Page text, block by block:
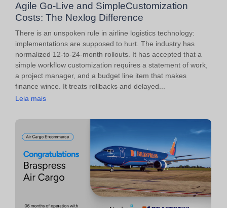
Agile Go-Live and SimpleCustomization
Costs: The Nexlog Difference
There is an unspoken rule in airline logistics technology:
implementations are supposed to hurt. The industry has
normalized 12-to-24-month rollouts. It has accepted that a
simple workflow customization requires a statement of work,
a project manager, and a budget line item that makes
finance wince. It treats rollbacks and delayed...
Leia mais